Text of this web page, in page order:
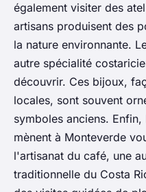
également visiter des
artisans produisent des
la nature environnante.
autre spécialité
découvrir. Ces bijoux,
locales, sont souvent
symboles anciens.
mènent à Monteverde
l'artisanat du café, une
traditionnelle du Costa